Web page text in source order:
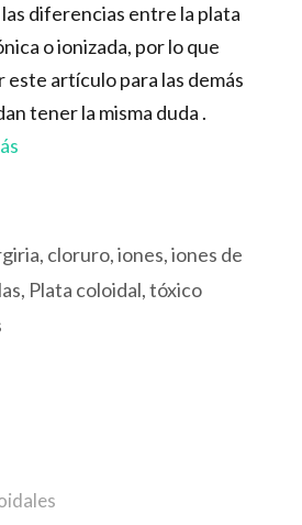
diferencias entre la plata
o ionizada, por lo que
este artículo para las demás
tener la misma duda .
, cloruro,iones,iones de
, Plata coloidal,tóxico